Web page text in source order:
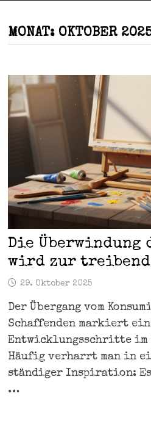
MONAT: OKTOBER
Die
wird zur
29. Oktober 2025
Der Übergang vom
Schaffenden markiert
Entwicklungsschritte im
Häufig verharrt man in
ständiger Inspiration:
…